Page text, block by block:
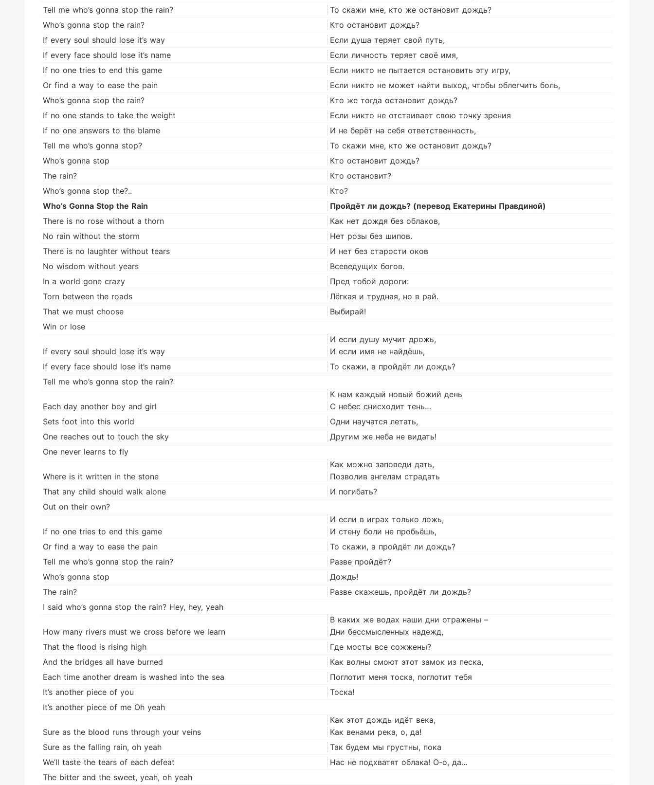
Tell me who’s gonna stop the rain?
То скажи мне, кто же остановит дождь?
Who’s gonna stop the rain?
Кто остановит дождь?
If every soul should lose it’s way
Если душа теряет свой путь,
If every face should lose it’s name
Если личность теряет своё имя,
If no one tries to end this game
Если никто не пытается остановить эту игру,
Or find a way to ease the pain
Если никто не может найти выход, чтобы облегчить боль,
Who’s gonna stop the rain?
Кто же тогда остановит дождь?
If no one stands to take the weight
Если никто не отстаивает свою точку зрения
If no one answers to the blame
И не берёт на себя ответственность,
Tell me who’s gonna stop?
То скажи мне, кто же остановит дождь?
Who’s gonna stop
Кто остановит дождь?
The rain?
Кто остановит?
Who’s gonna stop the?..
Кто?
Who’s Gonna Stop the Rain
Пройдёт ли дождь? (перевод Екатерины Правдиной)
There is no rose without a thorn
Как нет дождя без облаков,
No rain without the storm
Нет розы без шипов.
There is no laughter without tears
И нет без старости оков
No wisdom without years
Всеведущих богов.
In a world gone crazy
Пред тобой дороги:
Torn between the roads
Лёгкая и трудная, но в рай.
That we must choose
Выбирай!
Win or lose
И если душу мучит дрожь,
If every soul should lose it’s way
И если имя не найдёшь,
If every face should lose it’s name
То скажи, а пройдёт ли дождь?
Tell me who’s gonna stop the rain?
К нам каждый новый божий день
Each day another boy and girl
С небес снисходит тень…
Sets foot into this world
Одни научатся летать,
One reaches out to touch the sky
Другим же неба не видать!
One never learns to fly
Как можно заповеди дать,
Where is it written in the stone
Позволив ангелам страдать
That any child should walk alone
И погибать?
Out on their own?
И если в играх только ложь,
If no one tries to end this game
И стену боли не пробьёшь,
Or find a way to ease the pain
То скажи, а пройдёт ли дождь?
Tell me who’s gonna stop the rain?
Разве пройдёт?
Who’s gonna stop
Дождь!
The rain?
Разве скажешь, пройдёт ли дождь?
I said who’s gonna stop the rain? Hey, hey, yeah
В каких же водах наши дни отражены –
How many rivers must we cross before we learn
Дни бессмысленных надежд,
That the flood is rising high
Где мосты все сожжены?
And the bridges all have burned
Как волны смоют этот замок из песка,
Each time another dream is washed into the sea
Поглотит меня тоска, поглотит тебя
It’s another piece of you
Тоска!
It’s another piece of me Oh yeah
Как этот дождь идёт века,
Sure as the blood runs through your veins
Как венами река, о, да!
Sure as the falling rain, oh yeah
Так будем мы грустны, пока
We’ll taste the tears of each defeat
Нас не подхватят облака! О-о, да…
The bitter and the sweet, yeah, oh yeah